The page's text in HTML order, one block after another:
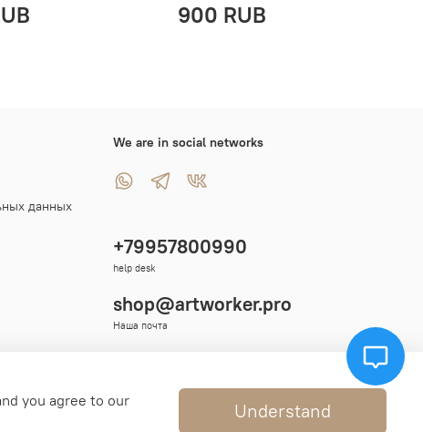
900 RUB
данных
We are in social networks
+79957800990
help desk
shop@artworker.pro
Наша почта
you agree to our
Understand